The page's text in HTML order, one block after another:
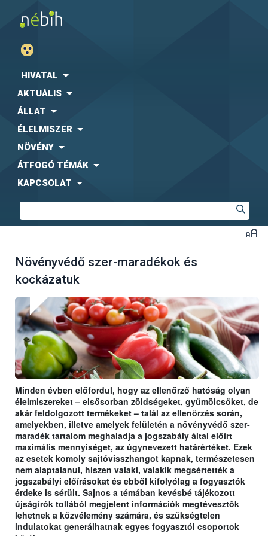
HIVATAL
AKTUÁLIS
ÁLLAT
ÉLELMISZER
NÖVÉNY
ÁTFOGÓ TÉMÁK
KAPCSOLAT
Növényvédő szer-maradékok és
kockázatuk
Minden évben előfordul, hogy az ellenőrző hatóság olyan
élelmiszereket – elsősorban zöldségeket, gyümölcsöket, de
akár feldolgozott termékeket – talál az ellenőrzés során,
amelyekben, illetve amelyek felületén a növényvédő szer-
maradék tartalom meghaladja a jogszabály által előírt
maximális mennyiséget, az úgynevezett határértéket. Ezek
az esetek komoly sajtóvisszhangot kapnak, természetesen
nem alaptalanul, hiszen valaki, valakik megsértették a
jogszabályi előírásokat és ebből kifolyólag a fogyasztók
érdeke is sérült. Sajnos a témában kevésbé tájékozott
újságírók tollából megjelent információk megtévesztők
lehetnek a közvélemény számára, és szükségtelen
indulatokat generálhatnak egyes fogyasztói csoportok